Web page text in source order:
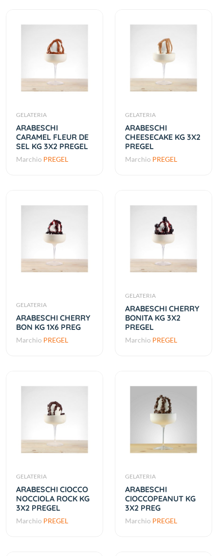
GELATERIA
ARABESCHI
CARAMEL FLEUR DE
SEL KG 3X2 PREGEL
Marchio PREGEL
GELATERIA
ARABESCHI
CHEESECAKE KG 3X2
PREGEL
Marchio PREGEL
GELATERIA
ARABESCHI CHERRY
BON KG 1X6 PREG
Marchio PREGEL
GELATERIA
ARABESCHI CHERRY
BONITA KG 3X2
PREGEL
Marchio PREGEL
GELATERIA
ARABESCHI CIOCCO
NOCCIOLA ROCK KG
3X2 PREGEL
Marchio PREGEL
GELATERIA
ARABESCHI
CIOCCOPEANUT KG
3X2 PREG
Marchio PREGEL